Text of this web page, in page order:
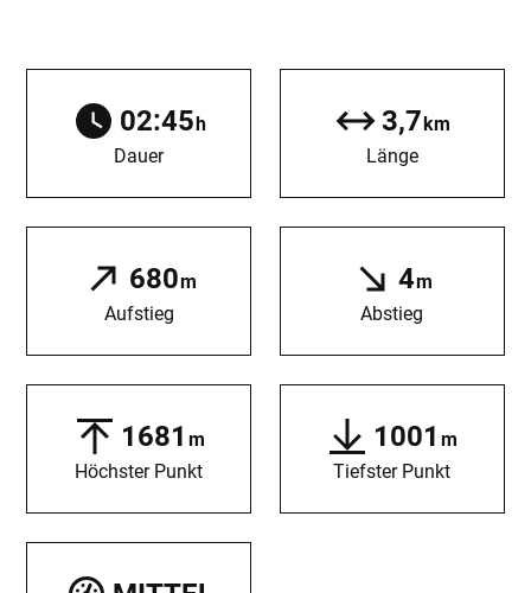
02:45h
Dauer
3,7km
Länge
680m
Aufstieg
4m
Abstieg
1681m
Höchster Punkt
1001m
Tiefster Punkt